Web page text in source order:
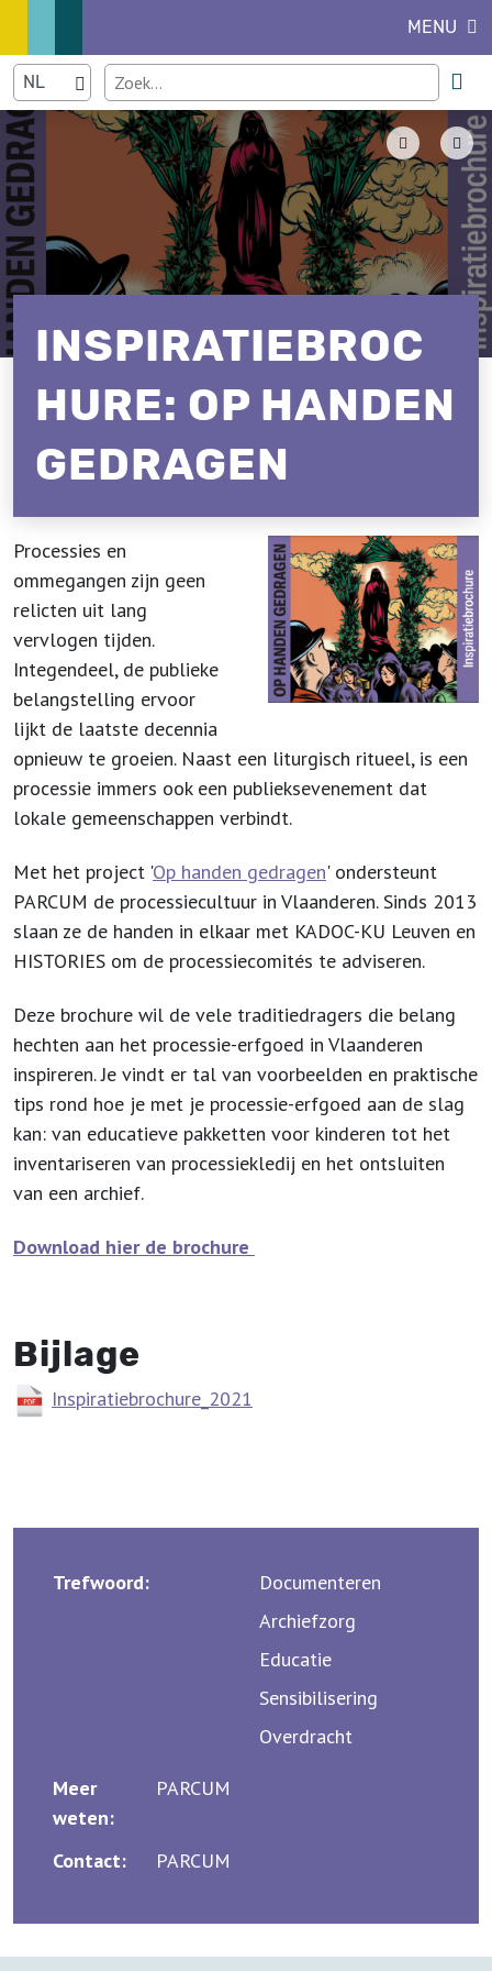
MENU
INSPIRATIEBROC
HURE: OP HANDEN
GEDRAGEN
Processies en
ommegangen zijn geen
relicten uit lang
vervlogen tijden.
Integendeel, de publieke
belangstelling ervoor
lijkt de laatste decennia
opnieuw te groeien. Naast een liturgisch ritueel, is een
processie immers ook een publieksevenement dat
lokale gemeenschappen verbindt.
Met het project 'Op handen gedragen' ondersteunt
PARCUM de processiecultuur in Vlaanderen. Sinds 2013
slaan ze de handen in elkaar met KADOC-KU Leuven en
HISTORIES om de processiecomités te adviseren.
Deze brochure wil de vele traditiedragers die belang
hechten aan het processie-erfgoed in Vlaanderen
inspireren. Je vindt er tal van voorbeelden en praktische
tips rond hoe je met je processie-erfgoed aan de slag
kan: van educatieve pakketten voor kinderen tot het
inventariseren van processiekledij en het ontsluiten
van een archief.
Download hier de brochure
Bijlage
Inspiratiebrochure_2021
Trefwoord:
Documenteren
Archiefzorg
Educatie
Sensibilisering
Overdracht
Meer
weten:
PARCUM
Contact: PARCUM